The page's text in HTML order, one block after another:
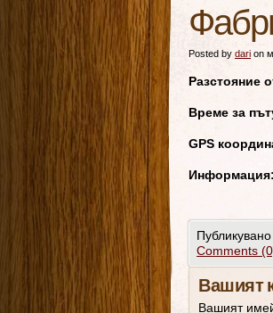
Posted by dari on
Разстояние
Време за
GPS
Информация:
Comments
Вашият
Вашият